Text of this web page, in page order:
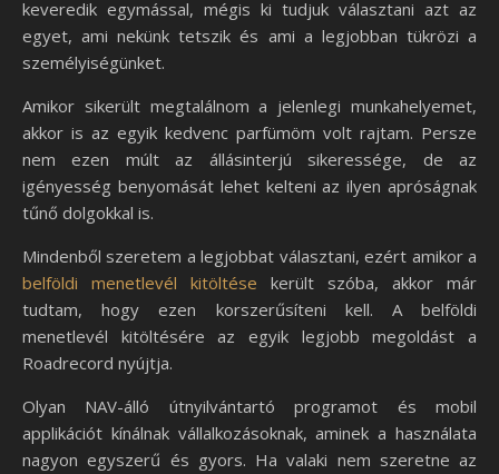
keveredik egymással, mégis ki tudjuk választani azt az
egyet, ami nekünk tetszik és ami a legjobban tükrözi a
személyiségünket.
Amikor sikerült megtalálnom a jelenlegi munkahelyemet,
akkor is az egyik kedvenc parfümöm volt rajtam. Persze
nem ezen múlt az állásinterjú sikeressége, de az
igényesség benyomását lehet kelteni az ilyen apróságnak
tűnő dolgokkal is.
Mindenből szeretem a legjobbat választani, ezért amikor a
belföldi menetlevél kitöltése került szóba, akkor már
tudtam, hogy ezen korszerűsíteni kell. A belföldi
menetlevél kitöltésére az egyik legjobb megoldást a
Roadrecord nyújtja.
Olyan NAV-álló útnyilvántartó programot és mobil
applikációt kínálnak vállalkozásoknak, aminek a használata
nagyon egyszerű és gyors. Ha valaki nem szeretne az